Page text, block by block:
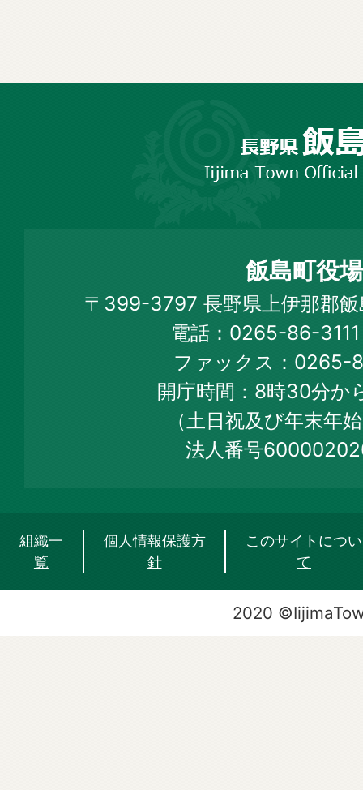
Town
Official
Web
Site
飯島町役場
〒399-3797 長野県上伊那郡
電話：0265-86-
ファックス：0265-
開庁時間：8時30分か
（土日祝及び年末年
法人番号
組織一
覧
個人情報保護方
針
このサイトについ
て
2020